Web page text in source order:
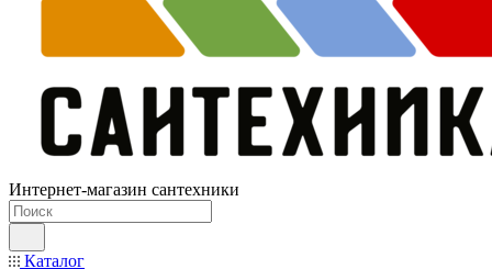
Интернет-магазин сантехники
Каталог